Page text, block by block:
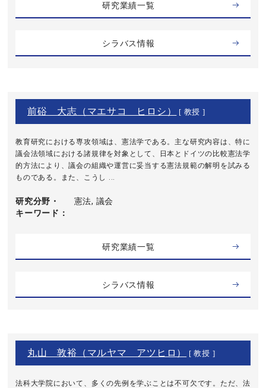
研究業績一覧
シラバス情報
前硲 大志（マエサコ ヒロシ） [ 教授 ]
教育研究における専攻領域は、憲法学である。主な研究内容は、特に
議会法領域における諸規律を対象として、日本とドイツの比較憲法学
的方法により、議会の組織や運営に妥当する憲法規範の解明を試みる
ものである。また、こうし ...
研究分野・
キーワード
憲法, 議会
研究業績一覧
シラバス情報
丸山 敦裕（マルヤマ アツヒロ） [ 教授 ]
法科大学院において、多くの先例を学ぶことは不可欠です。ただ、法